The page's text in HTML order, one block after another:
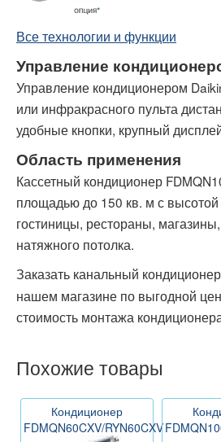
Все технологии и функции
Управление
Управление кондиционером
или инфракрасного пульта
удобные кнопки, крупный
Область применения
Кассетный кондиционер
площадью до 150 кв. м с
гостиницы, рестораны,
натяжного потолка.
Заказать канальный кондиционер
нашем магазине по выгодной
стоимость монтажа
Похожие товары
Кондиционер
FDMQN60CXV/RYN60CXV